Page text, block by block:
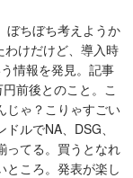
ぼちぼち考えようか
けだけど、導入時
情報を発見。記事
前後とのこと。こ
じゃ？こりゃすごい
ルでNA、DSG、
ってる。買うとなれ
ところ。発表が楽し